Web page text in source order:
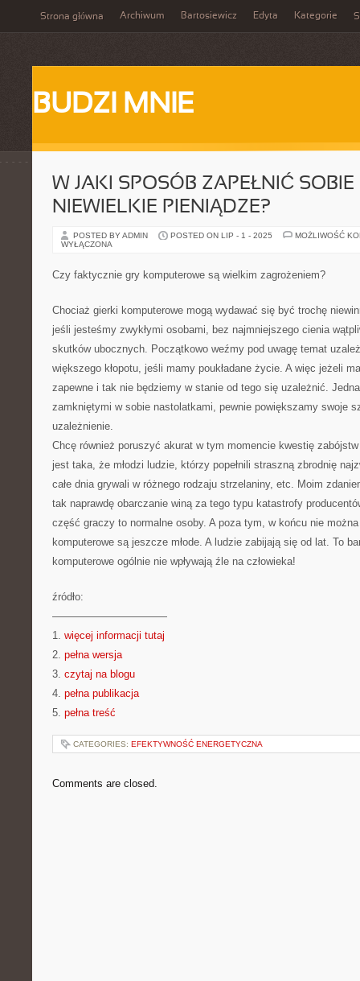
Strona główna Archiwum Bartosiewicz Edyta Kategorie
BUDZI MNIE
W JAKI SPOSÓB ZAPEŁNIĆ
NIEWIELKIE PIENIĄDZE?
POSTED BY ADMIN POSTED ON LIP - 1 - 2025
MOŻLIWOŚĆ
WYŁĄCZONA
Czy faktycznie gry komputerowe są wielkim zagrożeniem?
Chociaż gierki komputerowe mogą wydawać się być trochę
jeśli jesteśmy zwykłymi osobami, bez najmniejszego cienia
skutków ubocznych. Początkowo weźmy pod uwagę temat
większego kłopotu, jeśli mamy poukładane życie. A więc jeżeli
zapewne i tak nie będziemy w stanie od tego się uzależnić.
zamkniętymi w sobie nastolatkami, pewnie powiększamy swoje
uzależnienie.
Chcę również poruszyć akurat w tym momencie kwestię
jest taka, że młodzi ludzie, którzy popełnili straszną zbrodnię
całe dnia grywali w różnego rodzaju strzelaniny, etc. Moim
tak naprawdę obarczanie winą za tego typu katastrofy
część graczy to normalne osoby. A poza tym, w końcu nie
komputerowe są jeszcze młode. A ludzie zabijają się od lat. To
komputerowe ogólnie nie wpływają źle na człowieka!
źródło:
———————————
1. więcej informacji tutaj
2. pełna wersja
3. czytaj na blogu
4. pełna publikacja
5. pełna treść
CATEGORIES: EFEKTYWNOŚĆ ENERGETYCZNA
Comments are closed.